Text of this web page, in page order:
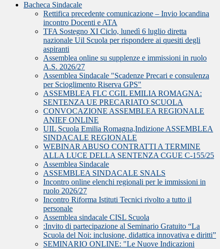
Bacheca Sindacale
Rettifica precedente comunicazione – Invio locandina
incontro Docenti e ATA
TFA Sostegno XI Ciclo, lunedì 6 luglio diretta
nazionale Uil Scuola per rispondere ai quesiti degli
aspiranti
Assemblea online su supplenze e immissioni in ruolo
A.S. 2026/27
Assemblea Sindacale "Scadenze Precari e consulenza
per Scioglimento Riserva GPS"
ASSEMBLEA FLC CGIL EMILIA ROMAGNA:
SENTENZA UE PRECARIATO SCUOLA
CONVOCAZIONE ASSEMBLEA REGIONALE
ANIEF ONLINE
UIL Scuola Emilia Romagna,Indizione ASSEMBLEA
SINDACALE REGIONALE
WEBINAR ABUSO CONTRATTI A TERMINE
ALLA LUCE DELLA SENTENZA CGUE C‑155/25
Assemblea Sindacale
ASSEMBLEA SINDACALE SNALS
Incontro online elenchi regionali per le immissioni in
ruolo 2026/27
Incontro Riforma Istituti Tecnici rivolto a tutto il
personale
Assemblea sindacale CISL Scuola
:Invito di partecipazione al Seminario Gratuito “La
Scuola del Noi: inclusione, didattica innovativa e diritti”
SEMINARIO ONLINE: "Le Nuove Indicazioni